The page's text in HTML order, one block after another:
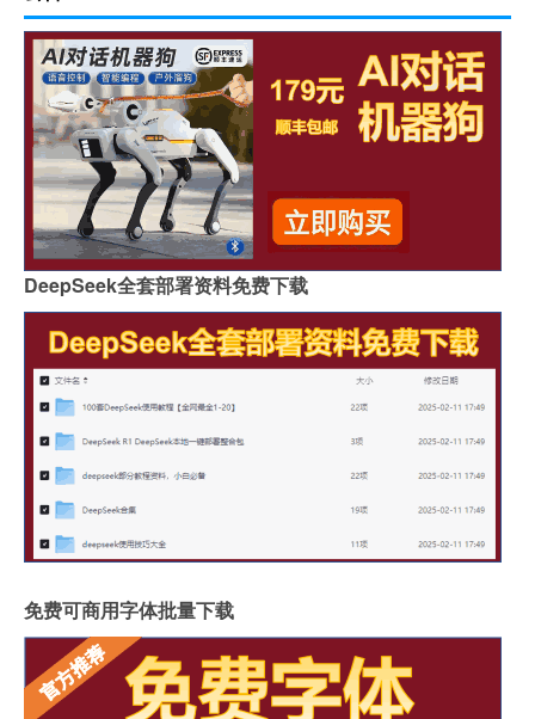
DeepSeek全套部署资料免费下载
免费可商用字体批量下载